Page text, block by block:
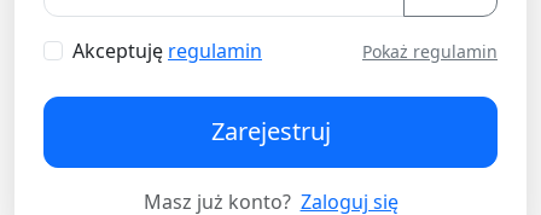
Akceptuję regulamin Pokaż regulamin
Zarejestruj
Masz już konto? Zaloguj się